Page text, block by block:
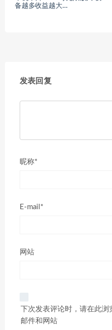
备越多收益越大…
发表回复
昵称*
E-mail*
网站
下次发表评论时，请在此
邮件和网站